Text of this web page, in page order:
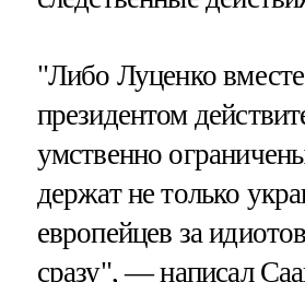
"Либо Луценко
президентом
умственно
держат не только
европейцев за
сразу", — написал